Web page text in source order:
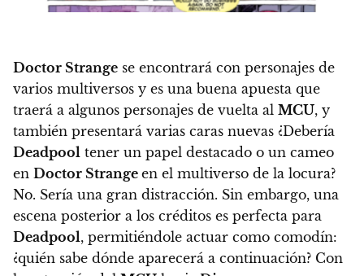
Doctor Strange se encontrará con personajes de
varios multiversos y es una buena apuesta que
traerá a algunos personajes de vuelta al MCU, y
también presentará varias caras nuevas ¿Debería
Deadpool tener un papel destacado o un cameo
en Doctor Strange en el multiverso de la locura?
No. Sería una gran distracción. Sin embargo, una
escena posterior a los créditos es perfecta para
Deadpool, permitiéndole actuar como comodín:
¿quién sabe dónde aparecerá a continuación? Con